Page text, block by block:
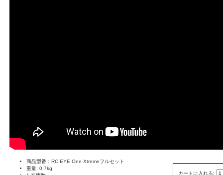
カートに入れる:
商品型番：RC EYE One Xtremeフルセット
重量: 0.7kg